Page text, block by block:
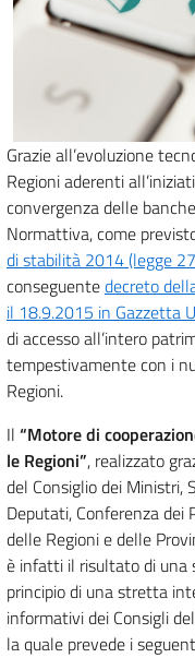
Grazie all’evoluzione
Regioni aderenti
convergenza delle
Normattiva, come
di stabilità 2014 (legge
conseguentedecreto
il 18.9.2015 in Gazzetta
di accesso all’intero
tempestivamente con i
Regioni.
Il “Motore di
le Regioni”, realizzato
del Consiglio dei Ministri,
Deputati, Conferenza dei
delle Regioni e delle
è infatti il risultato di una
principio di una stretta
informativi dei Consigli
la quale prevede i